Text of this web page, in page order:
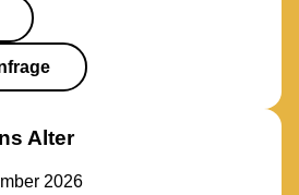
Alter
2026